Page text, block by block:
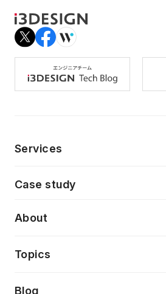
Services
AI駆動開発支援
デジタルプロダクトデザイン
デザインシステム構築支援
Case study
About
当社が目指しているもの
Topics
Press release
Blog